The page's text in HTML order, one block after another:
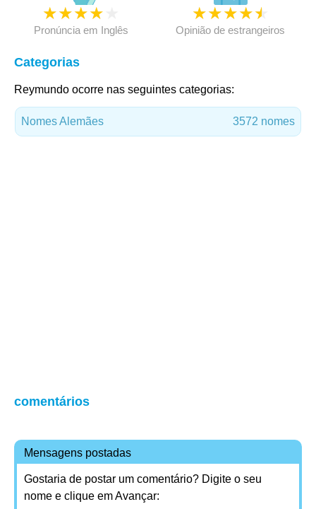
★★★★
Pronúncia em Inglês
★★★★★
Opinião de estrangeiros
Categorias
Reymundo ocorre nas seguintes categorias:
Nomes Alemães 3572 nomes
comentários
Mensagens postadas
Gostaria de postar um comentário? Digite o seu
nome e clique em Avançar: